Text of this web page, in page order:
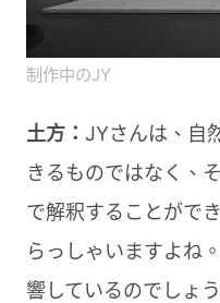
制作中のJY
土方： JYさんは、自
きるものではなく、
で解釈することがで
らっしゃいますよね
響しているのでしょ